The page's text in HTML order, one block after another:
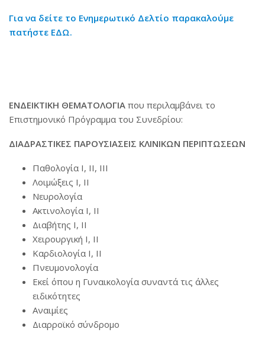
Για να δείτε το Ενημερωτικό Δελτίο παρακαλούμε
πατήστε ΕΔΩ.
ΕΝΔΕΙΚΤΙΚΗ ΘΕΜΑΤΟΛΟΓΙΑ που περιλαμβάνει το
Επιστημονικό Πρόγραμμα του Συνεδρίου:
ΔΙΑΔΡΑΣΤΙΚΕΣ ΠΑΡΟΥΣΙΑΣΕΙΣ ΚΛΙΝΙΚΩΝ ΠΕΡΙΠΤΩΣΕΩΝ
Παθολογία Ι, ΙΙ, ΙΙΙ
Λοιμώξεις Ι, ΙΙ
Νευρολογία
Ακτινολογία Ι, ΙΙ
Διαβήτης Ι, ΙΙ
Χειρουργική Ι, ΙΙ
Καρδιολογία Ι, ΙΙ
Πνευμονολογία
Εκεί όπου η Γυναικολογία συναντά τις άλλες
ειδικότητες
Αναιμίες
Διαρροϊκό σύνδρομο